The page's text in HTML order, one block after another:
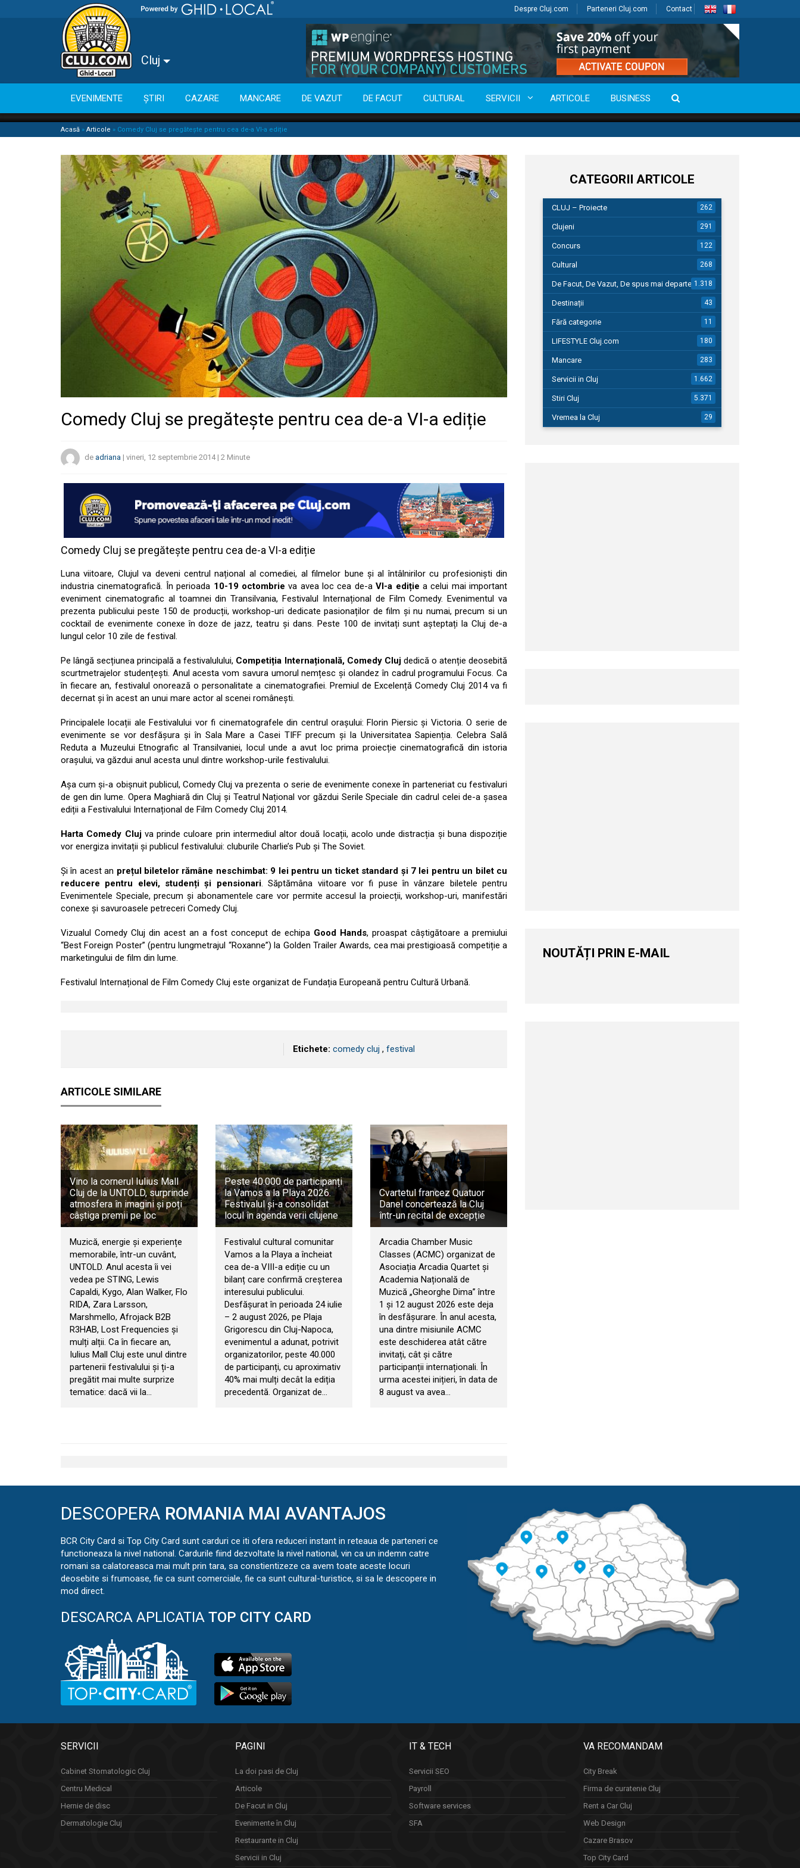
Despre Cluj.com Parteneri Cluj.com Contact
Cluj
EVENIMENTE ȘTIRI CAZARE MANCARE DE VAZUT DE FACUT CULTURAL SERVICII ARTICOLE BUSINESS
Acasă » Articole » Comedy Cluj se pregătește pentru cea de-a VI-a ediție
Comedy Cluj se pregătește pentru cea de-a VI-a ediție
de adriana | vineri, 12 septembrie 2014| 2 Minute
Comedy Cluj se pregătește pentru cea de-a VI-a ediție
Luna viitoare, Clujul va deveni centrul național al comediei, al filmelor bune și al întâlnirilor cu profesioniști din
industria cinematografică. În perioada 10-19 octombrie va avea loc cea de-aVI-a ediție a celui mai important
eveniment cinematografic al toamnei din Transilvania, Festivalul Internațional de Film Comedy. Evenimentul va
prezenta publicului peste 150 de producții, workshop-uri dedicate pasionaților de film și nu numai, precum si un
cocktail de evenimente conexe în doze de jazz, teatru și dans. Peste 100 de invitați sunt așteptați la Cluj de-a
lungul celor 10 zile de festival.
Pe lângă secțiunea principală a festivalulului, Competiția Internațională, Comedy Clujdedică o atenție deosebită
scurtmetrajelor studențești. Anul acesta vom savura umorul nemțesc și olandez în cadrul programului Focus. Ca
în fiecare an, festivalul onorează o personalitate a cinematografiei. Premiul de Excelență Comedy Cluj 2014 va fi
decernat și în acest an unui mare actor al scenei românești.
Principalele locații ale Festivalului vor fi cinematografele din centrul orașului: Florin Piersic și Victoria. O serie de
evenimente se vor desfășura și în Sala Mare a Casei TIFF precum și la Universitatea Sapienția. Celebra Sală
Reduta a Muzeului Etnografic al Transilvaniei, locul unde a avut loc prima proiecție cinematografică din istoria
orașului, va găzdui anul acesta unul dintre workshop-urile festivalului.
Așa cum și-a obișnuit publicul, Comedy Cluj va prezenta o serie de evenimente conexe în parteneriat cu festivaluri
de gen din lume. Opera Maghiară din Cluj și Teatrul Național vor găzdui Serile Speciale din cadrul celei de-a șasea
ediții a Festivalului Internațional de Film Comedy Cluj 2014.
Harta Comedy Clujva prinde culoare prin intermediul altor două locații, acolo unde distracția și buna dispoziție
vor energiza invitații și publicul festivalului: cluburile Charlie’s Pub și The Soviet.
Și în acest an prețul biletelor rămâne neschimbat: 9 lei pentru un ticket standard și 7 lei pentru un bilet cu
reducere pentru elevi, studenți și pensionari. Săptămâna viitoare vor fi puse în vânzare biletele pentru
Evenimentele Speciale, precum și abonamentele care vor permite accesul la proiecții, workshop-uri, manifestări
conexe și savuroasele petreceri Comedy Cluj.
Vizualul Comedy Cluj din acest an a fost conceput de echipa Good Hands, proaspat câștigătoare a premiului
“Best Foreign Poster” (pentru lungmetrajul “Roxanne”) la Golden Trailer Awards, cea mai prestigioasă competiție a
marketingului de film din lume.
Festivalul Internațional de Film Comedy Cluj este organizat de Fundația Europeană pentru Cultură Urbană.
Etichete: comedy cluj , festival
ARTICOLE SIMILARE
Vino la cornerul Iulius Mall
Cluj de la UNTOLD, surprinde
atmosfera în imagini și poți
câștiga premii pe loc
Muzică, energie și experiențe
memorabile, într-un cuvânt,
UNTOLD. Anul acesta îi vei
vedea pe STING, Lewis
Capaldi, Kygo, Alan Walker, Flo
RIDA, Zara Larsson,
Marshmello, Afrojack B2B
R3HAB, Lost Frequencies și
mulți alții. Ca în fiecare an,
Iulius Mall Cluj este unul dintre
partenerii festivalului și ți-a
pregătit mai multe surprize
tematice: dacă vii la…
Peste 40.000 de participanți
la Vamos a la Playa 2026.
Festivalul și-a consolidat
locul în agenda verii clujene
Festivalul cultural comunitar
Vamos a la Playa a încheiat
cea de-a VIII-a ediție cu un
bilanț care confirmă creșterea
interesului publicului.
Desfășurat în perioada 24 iulie
– 2 august 2026, pe Plaja
Grigorescu din Cluj-Napoca,
evenimentul a adunat, potrivit
organizatorilor, peste 40.000
de participanți, cu aproximativ
40% mai mulți decât la ediția
precedentă. Organizat de…
Cvartetul francez Quatuor
Danel concertează la Cluj
într-un recital de excepție
Arcadia Chamber Music
Classes (ACMC) organizat de
Asociația Arcadia Quartet și
Academia Națională de
Muzică „Gheorghe Dima” între
1 și 12 august 2026 este deja
în desfășurare. În anul acesta,
una dintre misiunile ACMC
este deschiderea atât către
invitați, cât și către
participanții internaționali. În
urma acestei inițieri, în data de
8 august va avea…
CATEGORII ARTICOLE
CLUJ – Proiecte 262
Clujeni 291
Concurs 122
Cultural 268
De Facut, De Vazut, De spus mai departe…1.318
Destinații 43
Fără categorie 11
LIFESTYLE Cluj.com 180
Mancare 283
Servicii in Cluj 1.662
Stiri Cluj 5.371
Vremea la Cluj 29
NOUTĂȚI PRIN E-MAIL
DESCOPERA ROMANIA MAI AVANTAJOS
BCR City Card si Top City Card sunt carduri ce iti ofera reduceri instant in reteaua de parteneri ce
functioneaza la nivel national. Cardurile fiind dezvoltate la nivel national, vin ca un indemn catre
romani sa calatoreasca mai mult prin tara, sa constientizeze ca avem toate aceste locuri
deosebite si frumoase, fie ca sunt comerciale, fie ca sunt cultural-turistice, si sa le descopere in
mod direct.
DESCARCA APLICATIA TOP CITY CARD
SERVICII
Cabinet Stomatologic Cluj
Centru Medical
Hernie de disc
Dermatologie Cluj
PAGINI
La doi pasi de Cluj
Articole
De Facut in Cluj
Evenimente în Cluj
Restaurante in Cluj
Servicii in Cluj
IT & TECH
Servicii SEO
Payroll
Software services
SFA
VA RECOMANDAM
City Break
Firma de curatenie Cluj
Rent a Car Cluj
Web Design
Cazare Brasov
Top City Card